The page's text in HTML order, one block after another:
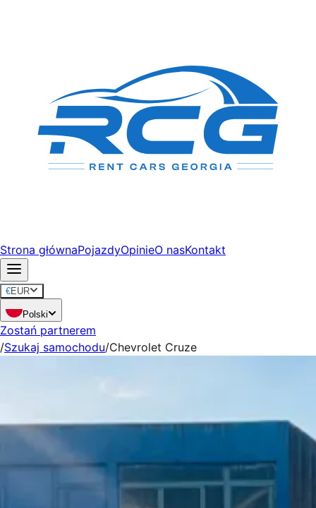
Strona głównaPojazdyOpinieO nasKontakt
€EUR
Polski
Zostań partnerem
/Szukaj samochodu/Chevrolet Cruze